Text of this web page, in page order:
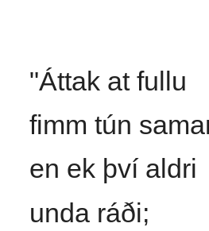
"Áttak at fullu
fimm tún
en ek því aldri
unda ráði;